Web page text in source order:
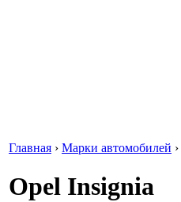
Главная › Марки автомобилей ›
Opel Insignia